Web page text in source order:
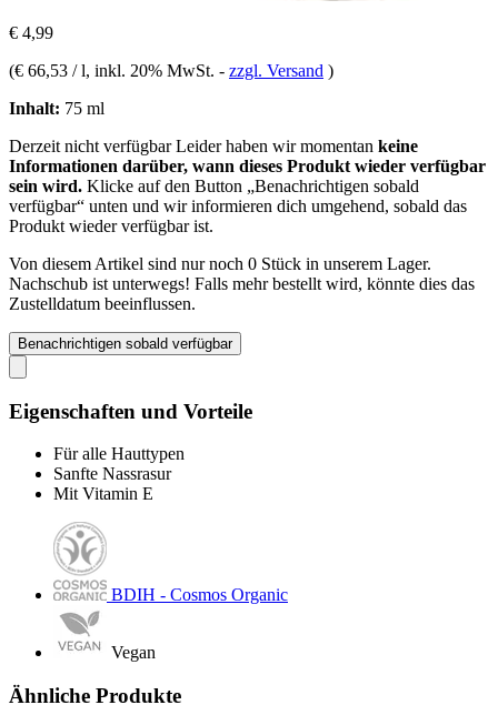
€ 4,99
(€ 66,53 / l, inkl. 20% MwSt. - zzgl. Versand )
Inhalt: 75 ml
Derzeit nicht verfügbarLeider haben wir momentan keine
Informationen darüber, wann dieses Produkt wieder verfügbar
sein wird. Klicke auf den Button „Benachrichtigen sobald
verfügbar“ unten und wir informieren dich umgehend, sobald das
Produkt wieder verfügbar ist.
Von diesem Artikel sind nur noch 0 Stück in unserem Lager.
Nachschub ist unterwegs! Falls mehr bestellt wird, könnte dies das
Zustelldatum beeinflussen.
Benachrichtigen sobald verfügbar
Eigenschaften und Vorteile
Für alle Hauttypen
Sanfte Nassrasur
Mit Vitamin E
BDIH - Cosmos Organic
Vegan
Ähnliche Produkte